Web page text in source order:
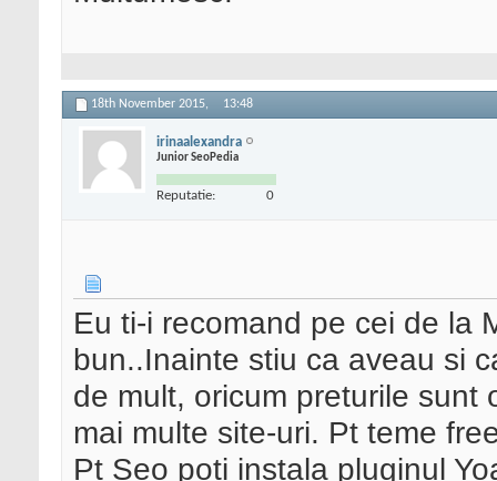
18th November 2015, 13:48
irinaalexandra
Junior SeoPedia
Reputatie: 0
Eu ti-i recomand pe cei de la
bun..Inainte stiu ca aveau si
de mult, oricum preturile sunt
mai multe site-uri. Pt teme
Pt Seo poti instala pluginul